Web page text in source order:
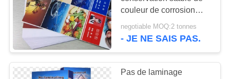
QUALITÉ
NOUS
CONTACTER
couleur de corrosion
imprimable de feuilles
de PVC non
negotiable MOQ:2 tonnes
- JE NE SAIS PAS.
Pas de laminage